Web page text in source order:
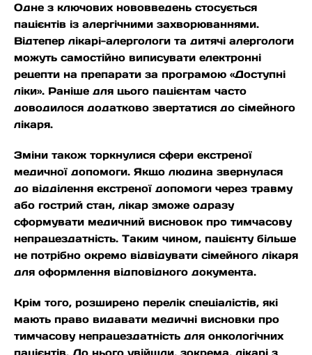
Одне з ключових нововведень стосується
пацієнтів із алергічними захворюваннями.
Відтепер лікарі-алергологи та дитячі алергологи
можуть самостійно виписувати електронні
рецепти на препарати за програмою «Доступні
ліки». Раніше для цього пацієнтам часто
доводилося додатково звертатися до сімейного
лікаря.
Зміни також торкнулися сфери екстреної
медичної допомоги. Якщо людина звернулася
до відділення екстреної допомоги через травму
або гострий стан, лікар зможе одразу
сформувати медичний висновок про тимчасову
непрацездатність. Таким чином, пацієнту більше
не потрібно окремо відвідувати сімейного лікаря
для оформлення відповідного документа.
Крім того, розширено перелік спеціалістів, які
мають право видавати медичні висновки про
тимчасову непрацездатність для онкологічних